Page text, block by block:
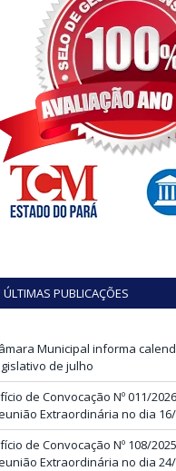
ÚLTIMAS PUBLICAÇÕES
Municipal informa
de julho
de Convocação Nº 011/
Extraordinária no dia
de Convocação Nº 108/
Extraordinária no dia